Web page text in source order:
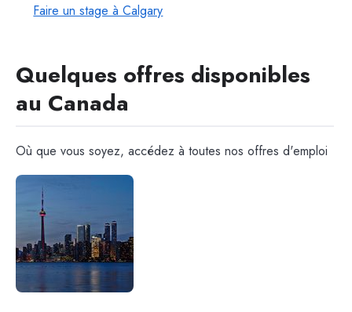
Faire un stage à Calgary
Quelques offres disponibles
au Canada
Où que vous soyez, accédez à toutes nos offres d'emploi